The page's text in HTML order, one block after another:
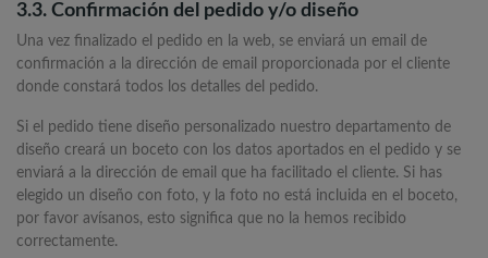
3.3. Confirmación del pedido y/o diseño
Una vez finalizado el pedido en la web, se enviará un email de
confirmación a la dirección de email proporcionada por el cliente
donde constará todos los detalles del pedido.
Si el pedido tiene diseño personalizado nuestro departamento de
diseño creará un boceto con los datos aportados en el pedido y se
enviará a la dirección de email que ha facilitado el cliente. Si has
elegido un diseño con foto, y la foto no está incluida en el boceto,
por favor avísanos, esto significa que no la hemos recibido
correctamente.